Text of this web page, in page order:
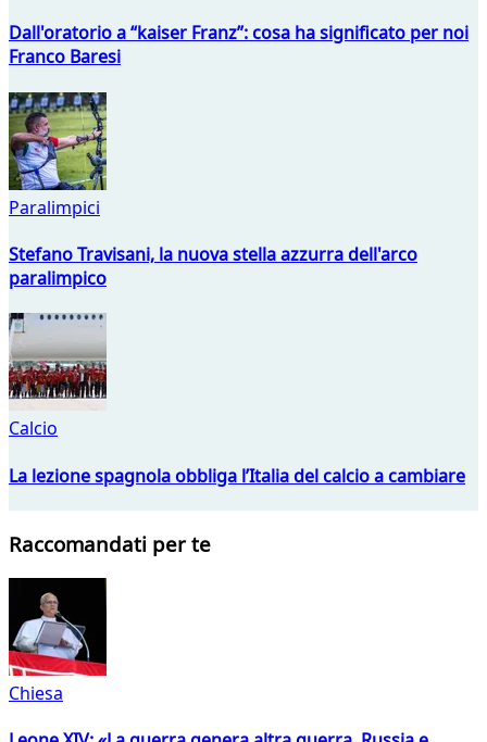
Dall'oratorio a “kaiser Franz”: cosa ha significato per noi
Franco Baresi
Paralimpici
Stefano Travisani, la nuova stella azzurra dell'arco
paralimpico
Calcio
La lezione spagnola obbliga l’Italia del calcio a cambiare
Raccomandati per te
Chiesa